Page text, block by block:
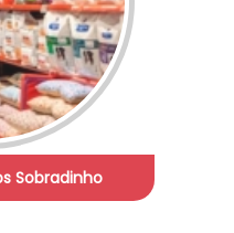
Sobradinho